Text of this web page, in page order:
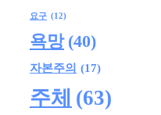
요구 (12)
욕망 (40)
자본주의 (17)
주체 (63)